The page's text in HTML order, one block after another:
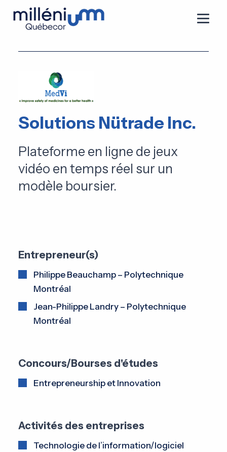
Solutions Nütrade Inc.
Plateforme en ligne de jeux
vidéo en temps réel sur un
modèle boursier.
Entrepreneur(s)
Philippe Beauchamp – Polytechnique
Montréal
Jean-Philippe Landry – Polytechnique
Montréal
Concours/Bourses d'études
Entrepreneurship et Innovation
Activités des entreprises
Technologie de l’information/logiciel